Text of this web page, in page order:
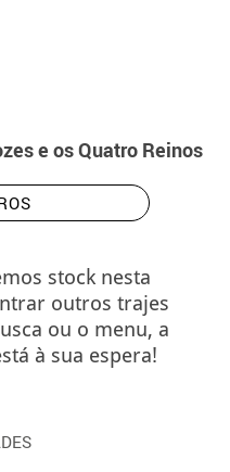
e os Quatro Reinos
stock nesta
outros trajes
ou o menu, a
à sua espera!